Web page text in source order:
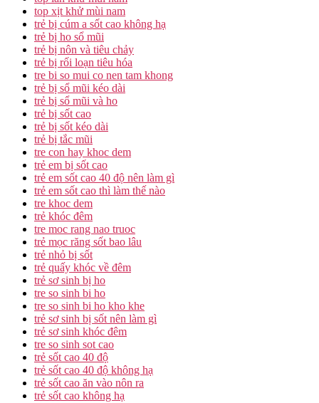
top xịt khử mùi nam
trẻ bị cúm a sốt cao không hạ
trẻ bị ho sổ mũi
trẻ bị nôn và tiêu chảy
trẻ bị rối loạn tiêu hóa
tre bi so mui co nen tam khong
trẻ bị sổ mũi kéo dài
trẻ bị sổ mũi và ho
trẻ bị sốt cao
trẻ bị sốt kéo dài
trẻ bị tắc mũi
tre con hay khoc dem
trẻ em bị sốt cao
trẻ em sốt cao 40 độ nên làm gì
trẻ em sốt cao thì làm thế nào
tre khoc dem
trẻ khóc đêm
tre moc rang nao truoc
trẻ mọc răng sốt bao lâu
trẻ nhỏ bị sốt
trẻ quấy khóc về đêm
trẻ sơ sinh bị ho
tre so sinh bi ho
tre so sinh bi ho kho khe
trẻ sơ sinh bị sốt nên làm gì
trẻ sơ sinh khóc đêm
tre so sinh sot cao
trẻ sốt cao 40 độ
trẻ sốt cao 40 độ không hạ
trẻ sốt cao ăn vào nôn ra
trẻ sốt cao không hạ